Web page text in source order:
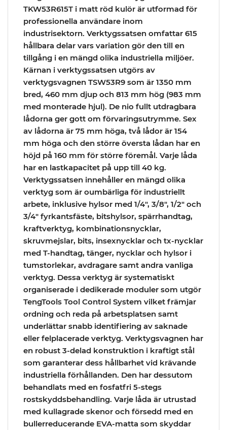
TKW53R615T i matt röd kulör är utformad för
professionella användare inom
industrisektorn. Verktygssatsen omfattar 615
hållbara delar vars variation gör den till en
tillgång i en mängd olika industriella miljöer.
Kärnan i verktygssatsen utgörs av
verktygsvagnen TSW53R9 som är 1350 mm
bred, 460 mm djup och 813 mm hög (983 mm
med monterade hjul). De nio fullt utdragbara
lådorna ger gott om förvaringsutrymme. Sex
av lådorna är 75 mm höga, två lådor är 154
mm höga och den större översta lådan har en
höjd på 160 mm för större föremål. Varje låda
har en lastkapacitet på upp till 40 kg.
Verktygssatsen innehåller en mängd olika
verktyg som är oumbärliga för industriellt
arbete, inklusive hylsor med 1/4″, 3/8″, 1/2″ och
3/4″ fyrkantsfäste, bitshylsor, spärrhandtag,
kraftverktyg, kombinationsnycklar,
skruvmejslar, bits, insexnycklar och tx-nycklar
med T-handtag, tänger, nycklar och hylsor i
tumstorlekar, avdragare samt andra vanliga
verktyg. Dessa verktyg är systematiskt
organiserade i dedikerade moduler som utgör
TengTools Tool Control System vilket främjar
ordning och reda på arbetsplatsen samt
underlättar snabb identifiering av saknade
eller felplacerade verktyg. Verktygsvagnen har
en robust 3-delad konstruktion i kraftigt stål
som garanterar dess hållbarhet vid krävande
industriella förhållanden. Den har dessutom
behandlats med en fosfatfri 5-stegs
rostskyddsbehandling. Varje låda är utrustad
med kullagrade skenor och försedd med en
bullerreducerande EVA-matta som skyddar